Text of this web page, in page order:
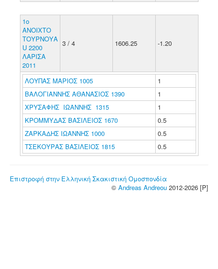
1ο
ΑΝΟΙΧΤΟ
ΤΟΥΡΝΟΥΑ
U 2200
ΛΑΡΙΣΑ
2011
3 / 4 1606.25 -1.20
ΛΟΥΠΑΣ ΜΑΡΙΟΣ 1005
1
ΒΑΛΟΓΙΑΝΝΗΣ ΑΘΑΝΑΣΙΟΣ 1390
1
ΧΡΥΣΑΦΗΣ ΙΩΑΝΝΗΣ 1315
1
ΚΡΟΜΜΥΔΑΣ ΒΑΣΙΛΕΙΟΣ 1670
0.5
ΖΑΡΚΑΔΗΣ ΙΩΑΝΝΗΣ 1000
0.5
ΤΣΕΚΟΥΡΑΣ ΒΑΣΙΛΕΙΟΣ 1815
0.5
Επιστροφή στην Ελληνική Σκακιστική Ομοσπονδία
© Andreas Andreou 2012-2026 [P]